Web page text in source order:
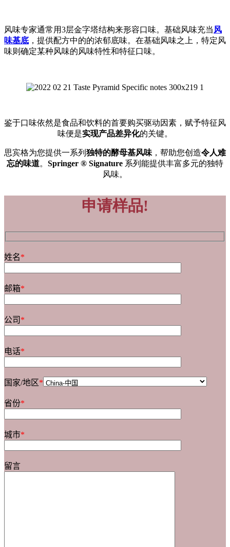
风味专家通常用3层金字塔结构来形容口味。基础风味充当 风
味基底 ，提供配方中的的浓郁底味。在基础风味之上，特定风
味则确定某种风味的风味特性和特征口味。
鉴于口味依然是食品和饮料的首要购买驱动因素，赋予特征风
味便是实现产品差异化的关键。
思宾格为您提供一系列 独特的酵母基风味 ，帮助您创造令人难
忘的味道。 Springer ® Signature 系列能提供丰富多元的独特
风味。
申请样品!
姓名*
邮箱*
公司 *
电话*
国家/地区*
省份*
城市*
留言